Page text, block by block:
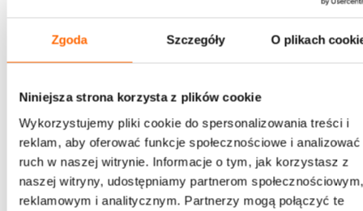
Zgoda Szczegóły O plikach
Niniejsza strona korzysta z plików cookie
Wykorzystujemy pliki cookie do spersonalizowania treści i
reklam, aby oferować funkcje społecznościowe i analizować
ruch w naszej witrynie. Informacje o tym, jak korzystasz z
naszej witryny, udostępniamy partnerom społecznościowym,
reklamowym i analitycznym. Partnerzy mogą połączyć te
pojawiające się pytania w jednym miejscu
Sprawdź najnowszy raport
"Trendy w rozwoju ludzi na rok 2026"
przygotowany przez eksportów House of Skills
Pobierz i daj znać, co myślisz
Pobierz i daj znać, co myślisz→
Chcesz z nami pracować?Zapraszamy do kontaktu